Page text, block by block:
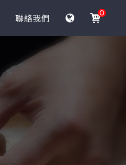
聯絡我們 0